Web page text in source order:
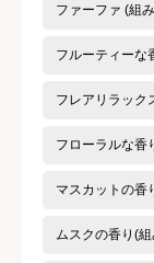
ファーファ (組
フルーティーな
フレアリラック
フローラルな香
マスカットの香
ムスクの香り(